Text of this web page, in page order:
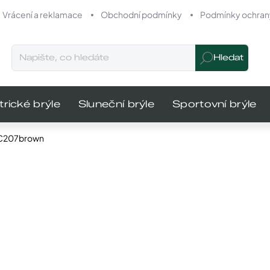
Vrácení a reklamace Obchodní podmínky Podmínky
Hledat
brýle Sluneční brýle Sportovní brýle